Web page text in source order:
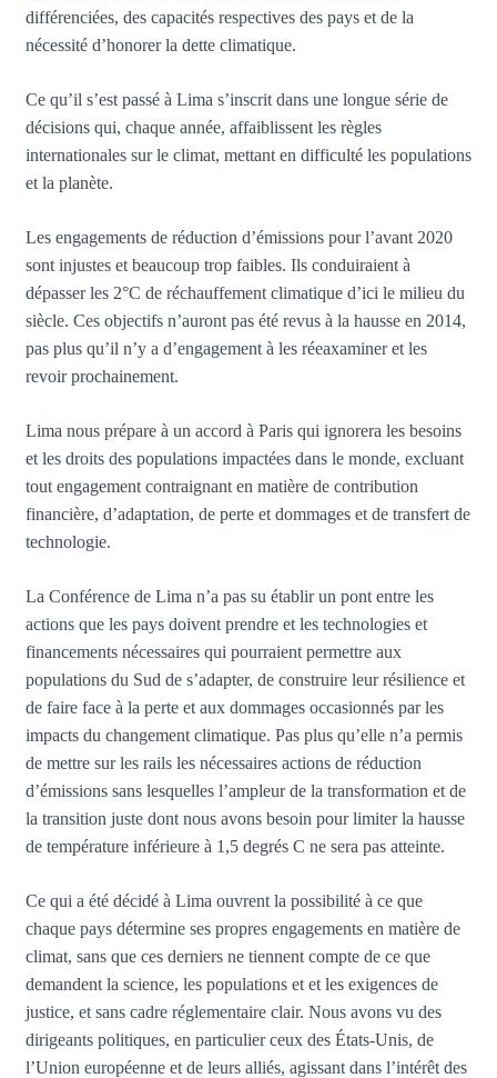
différenciées, des capacités respectives des pays et de la
nécessité d’honorer la dette climatique.
Ce qu’il s’est passé à Lima s’inscrit dans une longue série de
décisions qui, chaque année, affaiblissent les règles
internationales sur le climat, mettant en difficulté les populations
et la planète.
Les engagements de réduction d’émissions pour l’avant 2020
sont injustes et beaucoup trop faibles. Ils conduiraient à
dépasser les 2°C de réchauffement climatique d’ici le milieu du
siècle. Ces objectifs n’auront pas été revus à la hausse en 2014,
pas plus qu’il n’y a d’engagement à les réeaxaminer et les
revoir prochainement.
Lima nous prépare à un accord à Paris qui ignorera les besoins
et les droits des populations impactées dans le monde, excluant
tout engagement contraignant en matière de contribution
financière, d’adaptation, de perte et dommages et de transfert de
technologie.
La Conférence de Lima n’a pas su établir un pont entre les
actions que les pays doivent prendre et les technologies et
financements nécessaires qui pourraient permettre aux
populations du Sud de s’adapter, de construire leur résilience et
de faire face à la perte et aux dommages occasionnés par les
impacts du changement climatique. Pas plus qu’elle n’a permis
de mettre sur les rails les nécessaires actions de réduction
d’émissions sans lesquelles l’ampleur de la transformation et de
la transition juste dont nous avons besoin pour limiter la hausse
de température inférieure à 1,5 degrés C ne sera pas atteinte.
Ce qui a été décidé à Lima ouvrent la possibilité à ce que
chaque pays détermine ses propres engagements en matière de
climat, sans que ces derniers ne tiennent compte de ce que
demandent la science, les populations et et les exigences de
justice, et sans cadre réglementaire clair. Nous avons vu des
dirigeants politiques, en particulier ceux des États-Unis, de
l’Union européenne et de leurs alliés, agissant dans l’intérêt des